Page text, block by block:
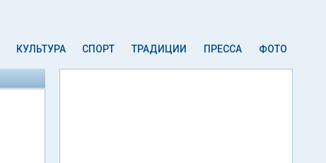
КУЛЬТУРА СПОРТ ТРАДИЦИИ ПРЕССА ФОТО